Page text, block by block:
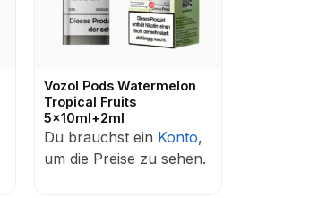
Vozol Pods Watermelon
Tropical Fruits
5x10ml+2ml
Du brauchst ein Konto,
um die Preise zu sehen.